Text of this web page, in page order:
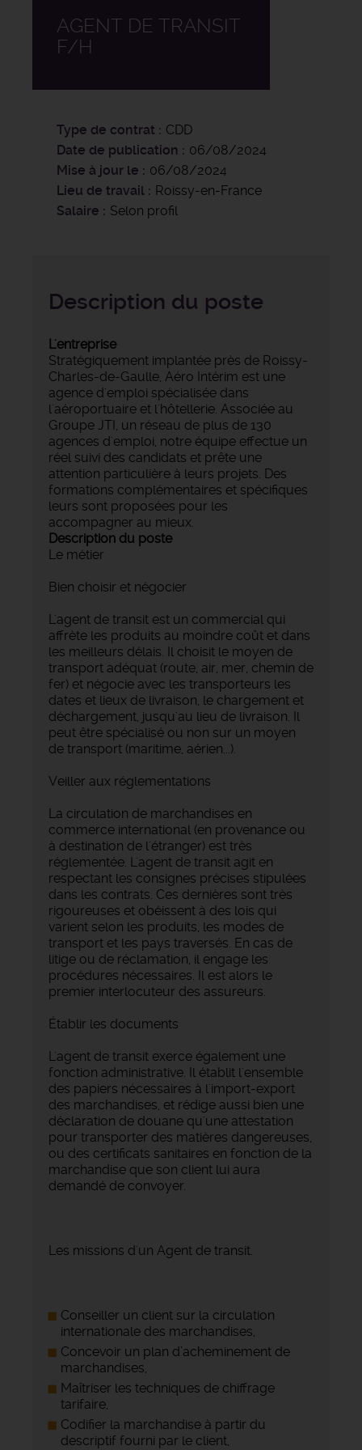
AGENT DE TRANSIT
F/H
Type de contrat
CDD
Date de publication
06/08/2024
Mise à jour le
06/08/2024
Lieu de travail
Roissy-en-France
Salaire
Selon profil
Description du poste
L'entreprise
Stratégiquement implantée près de Roissy-
Charles-de-Gaulle, Aéro Intérim est une
agence d'emploi spécialisée dans
l'aéroportuaire et l'hôtellerie. Associée au
Groupe JTI, un réseau de plus de 130
agences d'emploi, notre équipe effectue un
réel suivi des candidats et prête une
attention particulière à leurs projets. Des
formations complémentaires et spécifiques
leurs sont proposées pour les
accompagner au mieux.
Description du poste
Le métier
Bien choisir et négocier
L'agent de transit est un commercial qui
affrète les produits au moindre coût et dans
les meilleurs délais. Il choisit le moyen de
transport adéquat (route, air, mer, chemin de
fer) et négocie avec les transporteurs les
dates et lieux de livraison, le chargement et
déchargement, jusqu'au lieu de livraison. Il
peut être spécialisé ou non sur un moyen
de transport (maritime, aérien...).
Veiller aux réglementations
La circulation de marchandises en
commerce international (en provenance ou
à destination de l'étranger) est très
réglementée. L'agent de transit agit en
respectant les consignes précises stipulées
dans les contrats. Ces dernières sont très
rigoureuses et obéissent à des lois qui
varient selon les produits, les modes de
transport et les pays traversés. En cas de
litige ou de réclamation, il engage les
procédures nécessaires. Il est alors le
premier interlocuteur des assureurs.
Établir les documents
L'agent de transit exerce également une
fonction administrative. Il établit l'ensemble
des papiers nécessaires à l'import-export
des marchandises, et rédige aussi bien une
déclaration de douane qu'une attestation
pour transporter des matières dangereuses,
ou des certificats sanitaires en fonction de la
marchandise que son client lui aura
demandé de convoyer.
Les missions d'un Agent de transit.
Conseiller un client sur la circulation
internationale des marchandises,
Concevoir un plan d’acheminement de
marchandises,
Maîtriser les techniques de chiffrage
tarifaire,
Codifier la marchandise à partir du
descriptif fourni par le client,